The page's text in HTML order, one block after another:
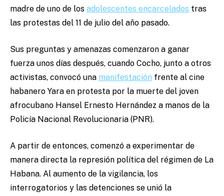
madre de uno de los adolescentes encarcelados tras
las protestas del 11 de julio del año pasado.
Sus preguntas y amenazas comenzaron a ganar
fuerza unos días después, cuando Cocho, junto a otros
activistas, convocó una manifestación frente al cine
habanero Yara en protesta por la muerte del joven
afrocubano Hansel Ernesto Hernández a manos de la
Policía Nacional Revolucionaria (PNR).
A partir de entonces, comenzó a experimentar de
manera directa la represión política del régimen de La
Habana. Al aumento de la vigilancia, los
interrogatorios y las detenciones se unió la